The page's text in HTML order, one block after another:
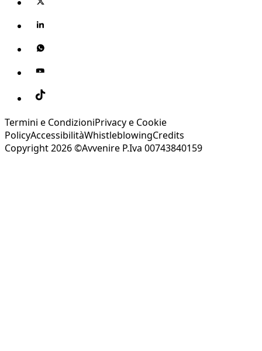
Termini e CondizioniPrivacy e Cookie
PolicyAccessibilitàWhistleblowingCredits
Copyright 2026 ©Avvenire P.Iva 00743840159